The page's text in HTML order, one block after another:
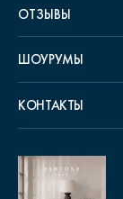
ОТЗЫВЫ
ШОУРУМЫ
КОНТАКТЫ